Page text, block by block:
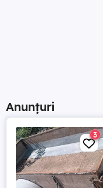
Anunțuri
3